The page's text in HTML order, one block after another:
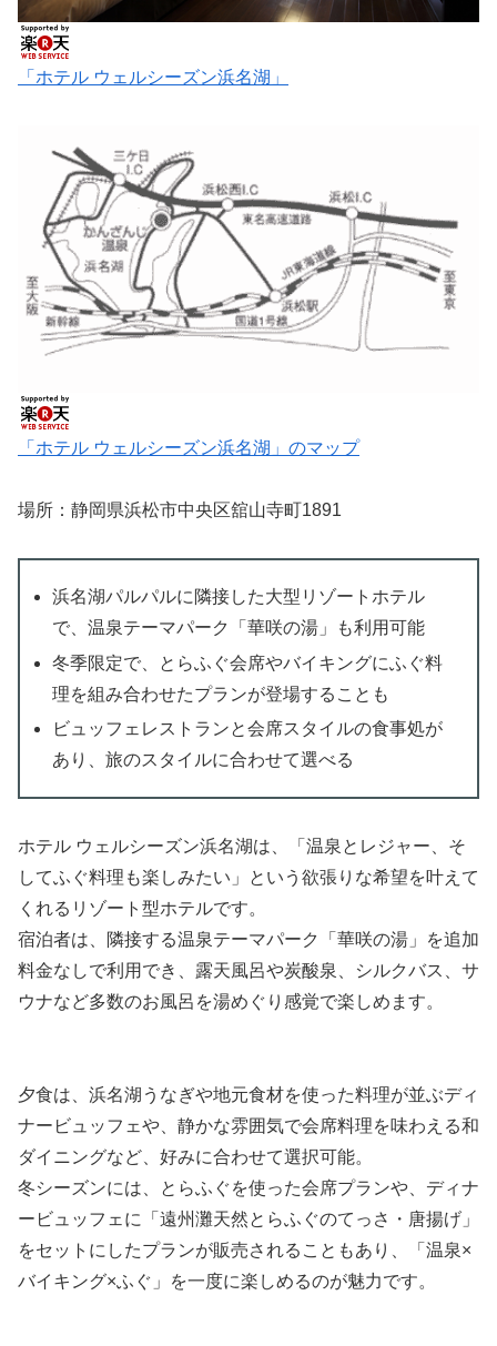
「ホテル ウェルシーズン浜名湖」
「ホテル ウェルシーズン浜名湖」のマップ
場所：静岡県浜松市中央区舘山寺町1891
浜名湖パルパルに隣接した大型リゾートホテル
で、温泉テーマパーク「華咲の湯」も利用可能
冬季限定で、とらふぐ会席やバイキングにふぐ料
理を組み合わせたプランが登場することも
ビュッフェレストランと会席スタイルの食事処が
あり、旅のスタイルに合わせて選べる
ホテル ウェルシーズン浜名湖は、「温泉とレジャー、そ
してふぐ料理も楽しみたい」という欲張りな希望を叶えて
くれるリゾート型ホテルです。
宿泊者は、隣接する温泉テーマパーク「華咲の湯」を追加
料金なしで利用でき、露天風呂や炭酸泉、シルクバス、サ
ウナなど多数のお風呂を湯めぐり感覚で楽しめます。
夕食は、浜名湖うなぎや地元食材を使った料理が並ぶディ
ナービュッフェや、静かな雰囲気で会席料理を味わえる和
ダイニングなど、好みに合わせて選択可能。
冬シーズンには、とらふぐを使った会席プランや、ディナ
ービュッフェに「遠州灘天然とらふぐのてっさ・唐揚げ」
をセットにしたプランが販売されることもあり、「温泉×
バイキング×ふぐ」を一度に楽しめるのが魅力です。